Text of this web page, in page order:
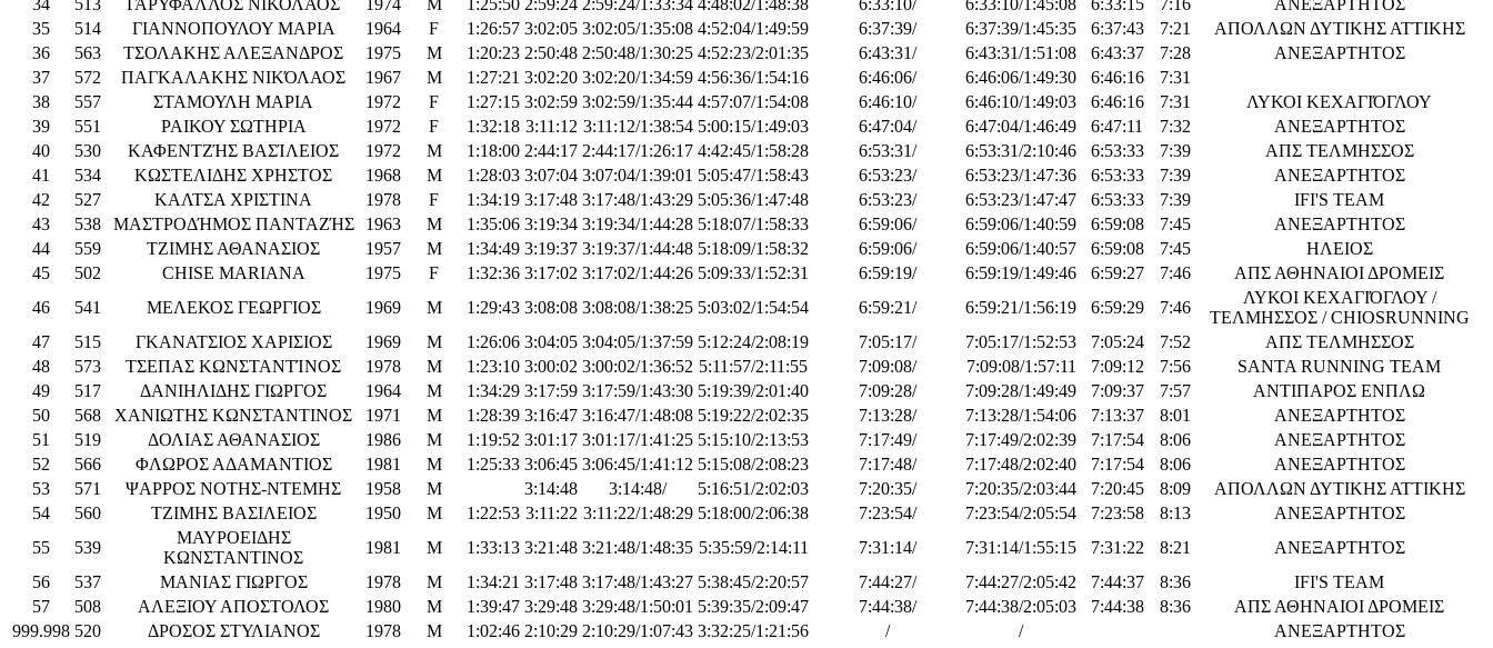
35
514 ΓΙΑΝΝΟΠΟΥΛΟΥ ΜΑΡΙΑ 1964 F 1:26:57 3:02:05 3:02:05/1:35:08 4:52:04/1:49:59 6:37:39/ 6:37:39/1:45:35 6:37:43 7:21
ΑΠΟΛΛΩΝ ΔΥΤΙΚΗΣ ΑΤΤΙΚΗΣ
36
563 ΤΣΟΛΑΚΗΣ ΑΛΕΞΑΝΔΡΟΣ 1975 M 1:20:23 2:50:48 2:50:48/1:30:25 4:52:23/2:01:35 6:43:31/ 6:43:31/1:51:08 6:43:37 7:28
ΑΝΕΞΑΡΤΗΤΟΣ
37
572 ΠΑΓΚΑΛΑΚΗΣ ΝΙΚΌΛΑΟΣ 1967 M 1:27:21 3:02:20 3:02:20/1:34:59 4:56:36/1:54:16 6:46:06/ 6:46:06/1:49:30 6:46:16
7:31
38
557 ΣΤΑΜΟΥΛΗ ΜΑΡΙΑ 1972 F 1:27:15 3:02:59 3:02:59/1:35:44 4:57:07/1:54:08 6:46:10/ 6:46:10/1:49:03 6:46:16 7:31
ΛΥΚΟΙ ΚΕΧΑΓΙΌΓΛΟΥ
39
551 ΡΑΙΚΟΥ ΣΩΤΗΡΙΑ 1972 F 1:32:18 3:11:12 3:11:12/1:38:54 5:00:15/1:49:03 6:47:04/ 6:47:04/1:46:49 6:47:11 7:32
ΑΝΕΞΑΡΤΗΤΟΣ
40
530 ΚΑΦΕΝΤΖΉΣ ΒΑΣΊΛΕΙΟΣ 1972 M 1:18:00 2:44:17 2:44:17/1:26:17 4:42:45/1:58:28 6:53:31/ 6:53:31/2:10:46 6:53:33 7:39
ΑΠΣ ΤΕΛΜΗΣΣΟΣ
41
534 ΚΩΣΤΕΛΙΔΗΣ ΧΡΗΣΤΟΣ 1968 M 1:28:03 3:07:04 3:07:04/1:39:01 5:05:47/1:58:43 6:53:23/ 6:53:23/1:47:36 6:53:33 7:39
ΑΝΕΞΑΡΤΗΤΟΣ
42
527 ΚΑΛΤΣΑ ΧΡΙΣΤΙΝΑ 1978 F 1:34:19 3:17:48 3:17:48/1:43:29 5:05:36/1:47:48 6:53:23/ 6:53:23/1:47:47 6:53:33 7:39
IFI'S TEAM
43
538 ΜΑΣΤΡΟΔΉΜΟΣ ΠΑΝΤΑΖΉΣ 1963 M 1:35:06 3:19:34 3:19:34/1:44:28 5:18:07/1:58:33 6:59:06/ 6:59:06/1:40:59 6:59:08 7:45
ΑΝΕΞΑΡΤΗΤΟΣ
44
559 ΤΖΙΜΗΣ ΑΘΑΝΑΣΙΟΣ 1957 M 1:34:49 3:19:37 3:19:37/1:44:48 5:18:09/1:58:32 6:59:06/ 6:59:06/1:40:57 6:59:08 7:45
ΗΛΕΙΟΣ
45
502 CHISE MARIANA 1975 F 1:32:36 3:17:02 3:17:02/1:44:26 5:09:33/1:52:31 6:59:19/ 6:59:19/1:49:46 6:59:27 7:46
ΑΠΣ ΑΘΗΝΑΙΟΙ ΔΡΟΜΕΙΣ
46
541 ΜΕΛΕΚΟΣ ΓΕΩΡΓΙΟΣ 1969 M 1:29:43 3:08:08 3:08:08/1:38:25 5:03:02/1:54:54 6:59:21/ 6:59:21/1:56:19 6:59:29 7:46
ΛΥΚΟΙ ΚΕΧΑΓΙΌΓΛΟΥ /
ΤΕΛΜΗΣΣΟΣ / CHIOSRUNNING
47
515 ΓΚΑΝΑΤΣΙΟΣ ΧΑΡΙΣΙΟΣ 1969 M 1:26:06 3:04:05 3:04:05/1:37:59 5:12:24/2:08:19 7:05:17/ 7:05:17/1:52:53 7:05:24 7:52
ΑΠΣ ΤΕΛΜΗΣΣΟΣ
48
573 ΤΣΕΠΑΣ ΚΩΝΣΤΑΝΤΊΝΟΣ 1978 M 1:23:10 3:00:02 3:00:02/1:36:52 5:11:57/2:11:55 7:09:08/ 7:09:08/1:57:11 7:09:12 7:56
SANTA RUNNING TEAM
49
517 ΔΑΝΙΗΛΙΔΗΣ ΓΙΩΡΓΟΣ 1964 M 1:34:29 3:17:59 3:17:59/1:43:30 5:19:39/2:01:40 7:09:28/ 7:09:28/1:49:49 7:09:37 7:57
ΑΝΤΙΠΑΡΟΣ ΕΝΠΛΩ
50
568 ΧΑΝΙΩΤΗΣ ΚΩΝΣΤΑΝΤΙΝΟΣ 1971 M 1:28:39 3:16:47 3:16:47/1:48:08 5:19:22/2:02:35 7:13:28/ 7:13:28/1:54:06 7:13:37 8:01
ΑΝΕΞΑΡΤΗΤΟΣ
51
519 ΔΟΛΙΑΣ ΑΘΑΝΑΣΙΟΣ 1986 M 1:19:52 3:01:17 3:01:17/1:41:25 5:15:10/2:13:53 7:17:49/ 7:17:49/2:02:39 7:17:54 8:06
ΑΝΕΞΑΡΤΗΤΟΣ
52
566 ΦΛΩΡΟΣ ΑΔΑΜΑΝΤΙΟΣ 1981 M 1:25:33 3:06:45 3:06:45/1:41:12 5:15:08/2:08:23 7:17:48/ 7:17:48/2:02:40 7:17:54 8:06
ΑΝΕΞΑΡΤΗΤΟΣ
53
571 ΨΑΡΡΟΣ ΝΟΤΗΣ-ΝΤΕΜΗΣ 1958 M 3:14:48 3:14:48/ 5:16:51/2:02:03 7:20:35/ 7:20:35/2:03:44 7:20:45 8:09
ΑΠΟΛΛΩΝ ΔΥΤΙΚΗΣ ΑΤΤΙΚΗΣ
54
560 ΤΖΙΜΗΣ ΒΑΣΙΛΕΙΟΣ 1950 M 1:22:53 3:11:22 3:11:22/1:48:29 5:18:00/2:06:38 7:23:54/ 7:23:54/2:05:54 7:23:58 8:13
ΑΝΕΞΑΡΤΗΤΟΣ
55
539
ΜΑΥΡΟΕΙΔΗΣ
ΚΩΝΣΤΑΝΤΙΝΟΣ
1981 M 1:33:13 3:21:48 3:21:48/1:48:35 5:35:59/2:14:11 7:31:14/ 7:31:14/1:55:15 7:31:22 8:21
ΑΝΕΞΑΡΤΗΤΟΣ
56
537 ΜΑΝΙΑΣ ΓΙΩΡΓΟΣ 1978 M 1:34:21 3:17:48 3:17:48/1:43:27 5:38:45/2:20:57 7:44:27/ 7:44:27/2:05:42 7:44:37 8:36
IFI'S TEAM
57
508 ΑΛΕΞΙΟΥ ΑΠΟΣΤΟΛΟΣ 1980 M 1:39:47 3:29:48 3:29:48/1:50:01 5:39:35/2:09:47 7:44:38/ 7:44:38/2:05:03 7:44:38 8:36
ΑΠΣ ΑΘΗΝΑΙΟΙ ΔΡΟΜΕΙΣ
999.998 520 ΔΡΟΣΟΣ ΣΤΥΛΙΑΝΟΣ 1978 M 1:02:46 2:10:29 2:10:29/1:07:43 3:32:25/1:21:56 / /
ΑΝΕΞΑΡΤΗΤΟΣ